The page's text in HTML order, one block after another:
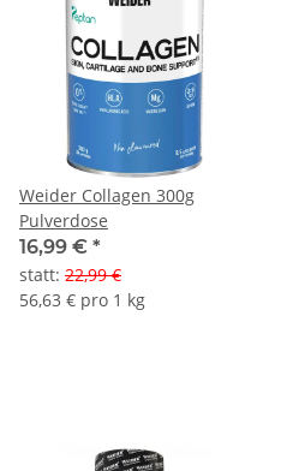
Weider Collagen 300g
Pulverdose
16,99 € *
statt: 22,99 €
56,63 € pro 1 kg